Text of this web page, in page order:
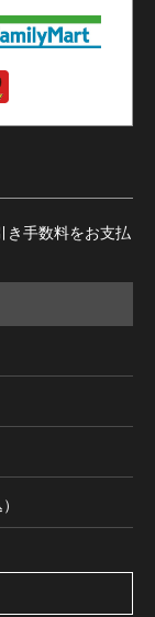
き手数料をお支払